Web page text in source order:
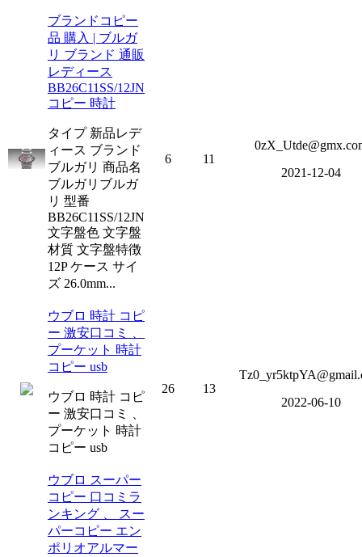
ブランドコピー
品 購入 | ブルガ
リ ブランド 通販
レディース
BB26C11SS/12JN
コピー 時計
タイプ 新品レデ
ィース ブランド
ブルガリ 商品名
ブルガリブルガ
リ 型番
BB26C11SS/12JN
文字盤色 文字盤
材質 文字盤特徴
12P ケース サイ
ズ 26.0mm...
6 11
2021-12-04
ウブロ 時計 コピ
ー 激安口コミ 、
プーケット 時計
コピー usb
ウブロ 時計 コピ
ー 激安口コミ 、
プーケット 時計
コピー usb
26 13
2022-06-10
ウブロ スーパー
コピー 口コミラ
ンキング 、 スー
パーコピー エン
ポリオアルマー